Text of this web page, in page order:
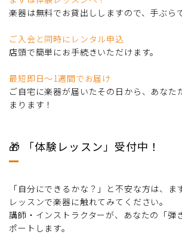
楽器は無料でお貸出ししますので、手ぶら
ご入会と同時にレンタル申込
店頭で簡単にお手続きいただけます。
最短即日〜1週間でお届け
ご自宅に楽器が届いたその日から、あなた
まります！
🎁 「体験レッスン」受付中！
「自分にできるかな？」と不安な方は、
レッスンで楽器に触れてみてください。
講師・インストラクターが、あなたの「弾
ポートします。